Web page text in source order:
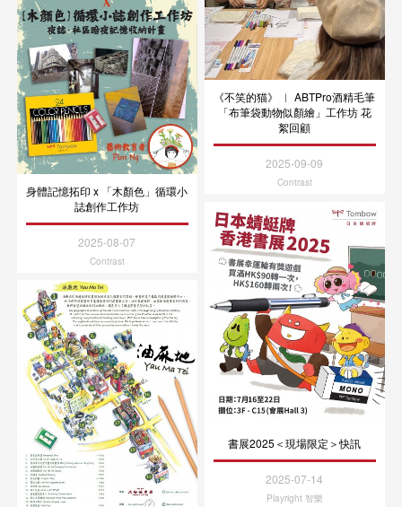
《不笑的猫》 ︳ ABTPro酒精毛筆
「布筆袋動物似顏繪」工作坊 花
絮回顧
2025-09-09
Contrast
身體記憶拓印 x 「木顏色」循環小
誌創作工作坊
2025-08-07
Contrast
書展2025＜現場限定＞快訊
2025-07-14
Playright 智樂